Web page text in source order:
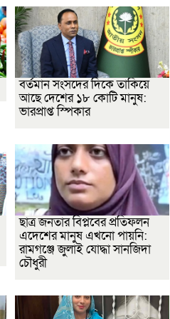
বর্তমান সংসদের দিকে তাকিয়ে
আছে দেশের ১৮ কোটি মানুষ:
ভারপ্রাপ্ত স্পিকার
ছাত্র জনতার বিপ্লবের প্রতিফলন
এদেশের মানুষ এখনো পায়নি:
রামগঞ্জে জুলাই যোদ্ধা সানজিদা
চৌধুরী